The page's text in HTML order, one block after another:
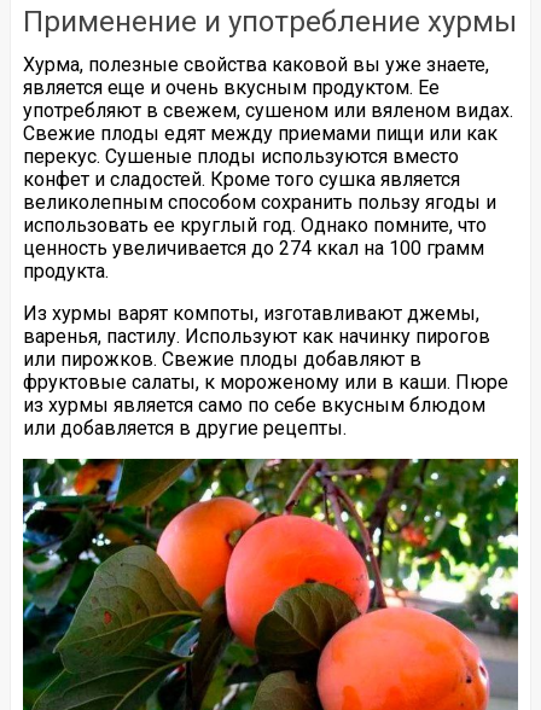
Применение и употребление хурмы
Хурма, полезные свойства каковой вы уже знаете,
является еще и очень вкусным продуктом. Ее
употребляют в свежем, сушеном или вяленом видах.
Свежие плоды едят между приемами пищи или как
перекус. Сушеные плоды используются вместо
конфет и сладостей. Кроме того сушка является
великолепным способом сохранить пользу ягоды и
использовать ее круглый год. Однако помните, что
ценность увеличивается до 274 ккал на 100 грамм
продукта.
Из хурмы варят компоты, изготавливают джемы,
варенья, пастилу. Используют как начинку пирогов
или пирожков. Свежие плоды добавляют в
фруктовые салаты, к мороженому или в каши. Пюре
из хурмы является само по себе вкусным блюдом
или добавляется в другие рецепты.